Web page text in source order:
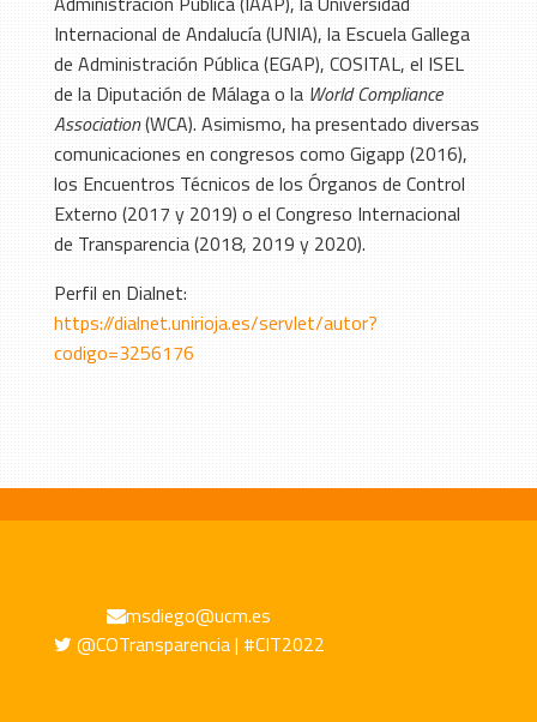
Internacional de Andalucía (UNIA), la Escuela Gallega
de Administración Pública (EGAP), COSITAL, el ISEL
de la Diputación de Málaga o la World Compliance
Association(WCA). Asimismo, ha presentado diversas
comunicaciones en congresos como Gigapp (2016),
los Encuentros Técnicos de los Órganos de Control
Externo (2017 y 2019) o el Congreso Internacional
de Transparencia (2018, 2019 y 2020).
Perfil en Dialnet:
https://dialnet.unirioja.es/servlet/autor?
codigo=3256176
msdiego@ucm.es
@COTransparencia | #CIT2022